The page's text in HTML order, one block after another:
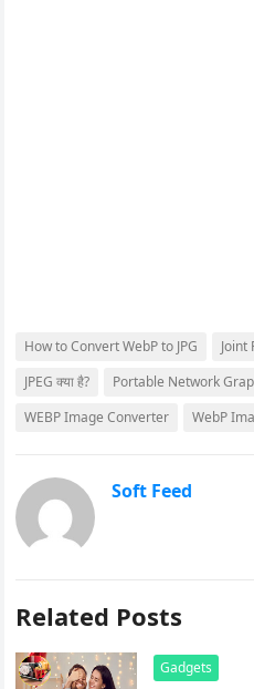
How to Convert WebP to JPG
Joint
JPEG क्या है?
Portable Network
WEBP Image Converter
WebP
Soft Feed
Related Posts
Gadgets